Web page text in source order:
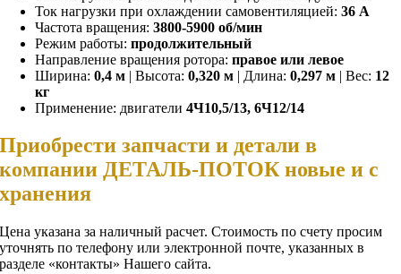
Ток нагрузки при охлаждении самовентиляцией:36 А
Частота вращения:3800-5900 об/мин
Режим работы:продолжительный
Направление вращения ротора:правое или левое
Ширина:0,4 м | Высота:0,320 м | Длина:0,297 м | Вес: 12
кг
Применение: двигатели4Ч10,5/13, 6Ч12/14
Приобрести запчасти и детали в
компании ДЕТАЛЬ-ПОТОК новые и с
хранения
Цена указана за наличный расчет. Стоимость по счету просим
уточнять по телефону или электронной почте, указанных в
разделе «контакты» Нашего сайта.